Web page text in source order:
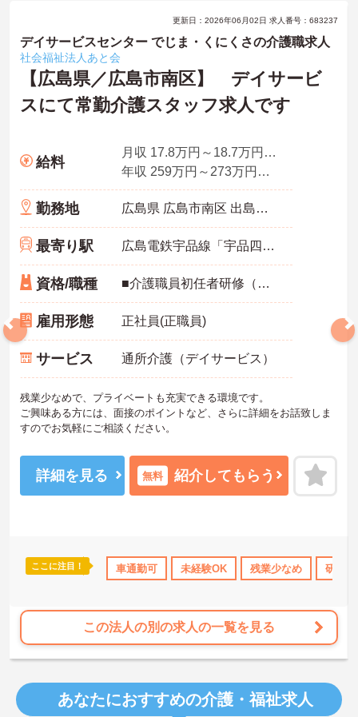
制度あり 産休･育休･介護休暇取得実績あり 社会保険完備
更新日：2026年06月02日 求人番号：683237
デイサービスセンター でじま・くにくさの介護職求人
社会福祉法人あと会
【広島県／広島市南区】 デイサービ
スにて常勤介護スタッフ求人です
給料
月収 17.8万円～18.7万円程度（諸手当込み）
年収 259万円～273万円程度（賞与3.0ヶ月分の場合）
勤務地 広島県 広島市南区 出島一丁目18番17号
最寄り駅 広島電鉄宇品線「宇品四丁目駅」徒歩14分
資格/職種 ■介護職員初任者研修（ホームヘルパー2級）、実務者研修（ホームヘルパー1級）いずれかの資格お持ちの方 ※普通自動車免許（AT限定可）お持ちの方は尚良し ※ブランクのある方、未経験者応相談
雇用形態 正社員(正職員)
サービス 通所介護（デイサービス）
残業少なめで、プライベートも充実できる環境です。
ご興味ある方には、面接のポイントなど、さらに詳細をお話致しま
すのでお気軽にご相談ください。
詳細を見る 無料 紹介してもらう
ここに注目！ 車通勤可 未経験OK 残業少なめ 研修
この法人の別の求人の一覧を見る
あなたにおすすめの介護・福祉求人